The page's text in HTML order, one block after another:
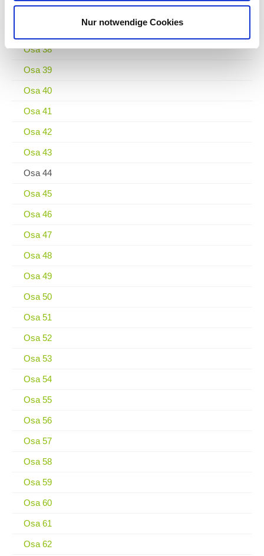
Nur notwendige Cookies
Osa 36
Osa 38
Osa 39
Osa 40
Osa 41
Osa 42
Osa 43
Osa 44
Osa 45
Osa 46
Osa 47
Osa 48
Osa 49
Osa 50
Osa 51
Osa 52
Osa 53
Osa 54
Osa 55
Osa 56
Osa 57
Osa 58
Osa 59
Osa 60
Osa 61
Osa 62